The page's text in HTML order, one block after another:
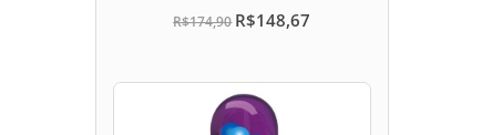
R$174,90 R$148,67